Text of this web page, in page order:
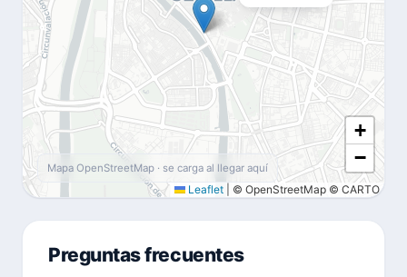
+
−
Leaflet © OpenStreetMap © CARTO
Mapa OpenStreetMap · se carga al llegar aquí
Preguntas frecuentes